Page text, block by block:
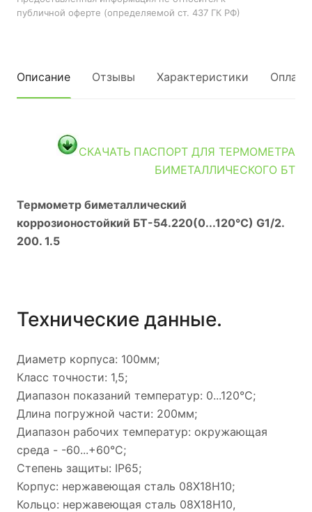
публичной оферте (определяемой ст. 437 ГК РФ)
Описание Отзывы Характеристики Оплата
СКАЧАТЬ ПАСПОРТ ДЛЯ ТЕРМОМЕТРА
БИМЕТАЛЛИЧЕСКОГО БТ
Термометр биметаллический
коррозионостойкий БТ-54.220(0...120°С) G1/2.
200. 1.5
Технические данные.
Диаметр корпуса: 100мм;
Класс точности: 1,5;
Диапазон показаний температур: 0...120°C;
Длина погружной части: 200мм;
Диапазон рабочих температур: окружающая
среда - -60...+60°C;
Степень защиты: IP65;
Корпус: нержавеющая сталь 08Х18Н10;
Кольцо: нержавеющая сталь 08Х18Н10,